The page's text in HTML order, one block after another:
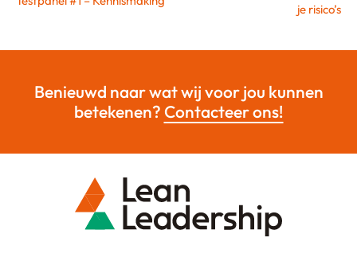
je risico’s
Benieuwd naar wat wij voor jou kunnen
betekenen?Contacteer ons!